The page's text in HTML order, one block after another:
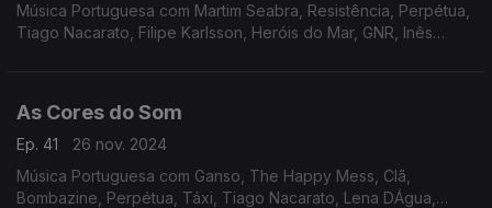
Música Portuguesa com Martim Seabra, Resistência, Perpétua,
Tiago Nacarato, Filipe Karlsson, Heróis do Mar, GNR, Inês
As Cores do Som
Ep. 41
26 nov. 2024
Música Portuguesa com Ganso, The Happy Mess, Clã,
Bombazine, Perpétua, Táxi, Tiago Nacarato, Lena DÁgua,